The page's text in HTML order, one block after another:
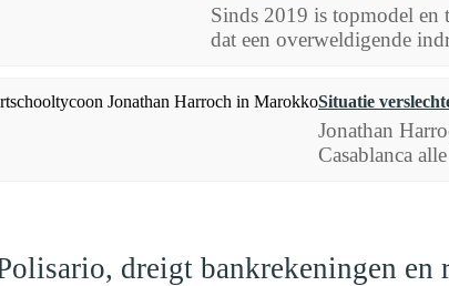
Sinds 2019 is topmodel en
dat een overweldigende
Situatie
Jonathan
Casablanca
dreigt bankrekeningen en